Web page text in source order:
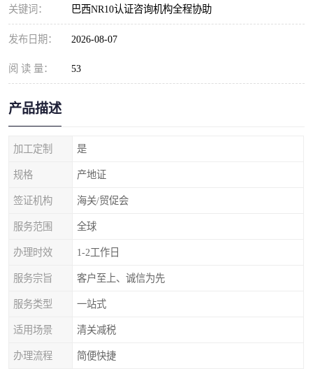
关键词： 巴西NR10认证咨询机构全程协助
发布日期： 2026-08-07
阅 读 量： 53
产品描述
加工定制 是
规格 产地证
签证机构 海关/贸促会
服务范围 全球
办理时效 1-2工作日
服务宗旨 客户至上、诚信为先
服务类型 一站式
适用场景 清关减税
办理流程 简便快捷